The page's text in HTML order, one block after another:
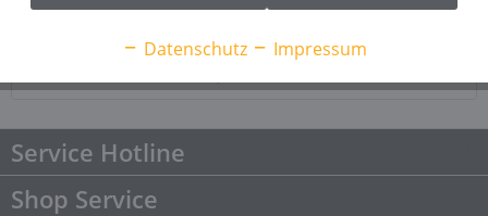
1
Service Hotline
Shop Service
Datenschutz Impressum